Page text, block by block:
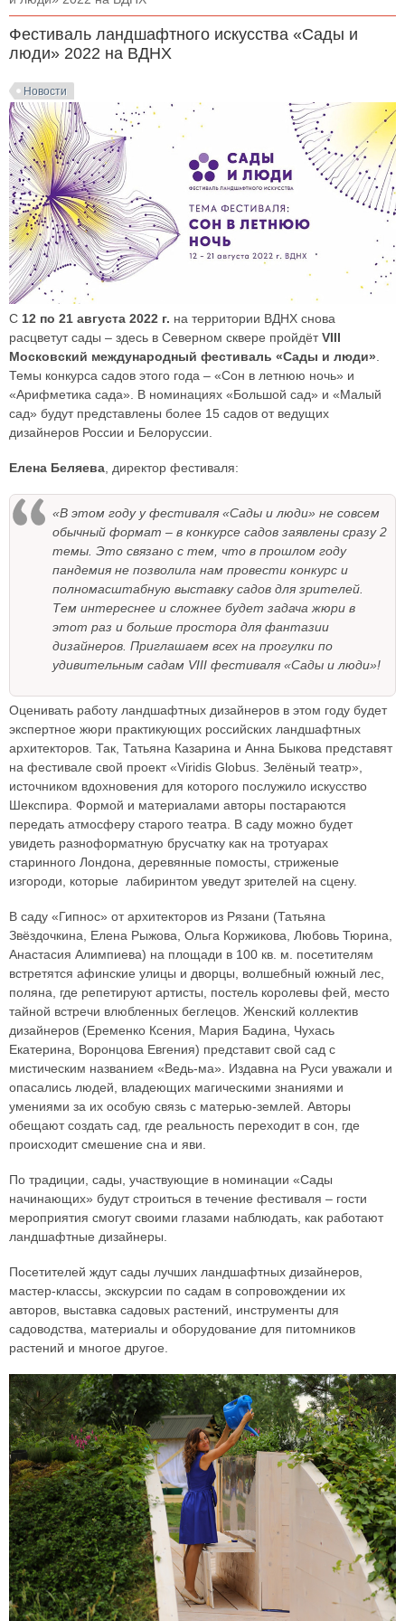
Фестиваль ландшафтного искусства «Сады и
люди» 2022 на ВДНХ
Новости
С 12 по 21 августа 2022 г. на территории ВДНХ снова
расцветут сады – здесь в Северном сквере пройдётVIII
Московский международный фестиваль «Сады и люди»
Темы конкурса садов этого года – «Сон в летнюю ночь» и
«Арифметика сада». В номинациях «Большой сад» и «Малый
сад» будут представлены более 15 садов от ведущих
дизайнеров России и Белоруссии.
Елена Беляева , директор фестиваля:
«В этом году у фестиваля «Сады и люди» не совсем
обычный формат – в конкурсе садов заявлены сразу 2
темы. Это связано с тем, что в прошлом году
пандемия не позволила нам провести конкурс и
полномасштабную выставку садов для зрителей.
Тем интереснее и сложнее будет задача жюри в
этот раз и больше простора для фантазии
дизайнеров. Приглашаем всех на прогулки по
удивительным садам VIII фестиваля «Сады и люди»!
Оценивать работу ландшафтных дизайнеров в этом году будет
экспертное жюри практикующих российских ландшафтных
архитекторов. Так, Татьяна Казарина и Анна Быкова представят
на фестивале свой проект «Viridis Globus. Зелёный театр»,
источником вдохновения для которого послужило искусство
Шекспира. Формой и материалами авторы постараются
передать атмосферу старого театра. В саду можно будет
увидеть разноформатную брусчатку как на тротуарах
старинного Лондона, деревянные помосты, стриженые
изгороди, которые лабиринтом уведут зрителей на сцену.
В саду «Гипнос» от архитекторов из Рязани (Татьяна
Звёздочкина, Елена Рыжова, Ольга Коржикова, Любовь Тюрина,
Анастасия Алимпиева) на площади в 100 кв. м. посетителям
встретятся афинские улицы и дворцы, волшебный южный лес,
поляна, где репетируют артисты, постель королевы фей, место
тайной встречи влюбленных беглецов. Женский коллектив
дизайнеров (Еременко Ксения, Мария Бадина, Чухась
Екатерина, Воронцова Евгения) представит свой сад с
мистическим названием «Ведь-ма». Издавна на Руси уважали и
опасались людей, владеющих магическими знаниями и
умениями за их особую связь с матерью-землей. Авторы
обещают создать сад, где реальность переходит в сон, где
происходит смешение сна и яви.
По традиции, сады, участвующие в номинации «Сады
начинающих» будут строиться в течение фестиваля – гости
мероприятия смогут своими глазами наблюдать, как работают
ландшафтные дизайнеры.
Посетителей ждут сады лучших ландшафтных дизайнеров,
мастер-классы, экскурсии по садам в сопровождении их
авторов, выставка садовых растений, инструменты для
садоводства, материалы и оборудование для питомников
растений и многое другое.